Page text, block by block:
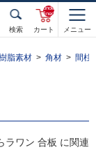
検索 カート
unde
fined
メニュー
脂素材 角材 間柱
ラワン 合板 に関連